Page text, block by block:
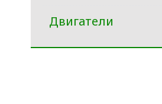
Двигатели